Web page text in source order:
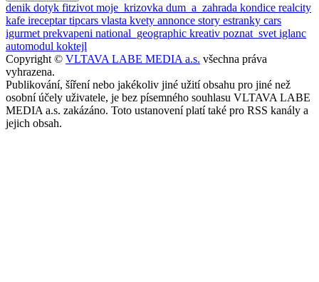
denik dotyk fitzivot moje_krizovka dum_a_zahrada kondice realcity
kafe ireceptartipcars vlasta kvety annonce story estranky cars
igurmet prekvapeni national_geographic kreativ poznat_svet iglanc
automodul koktejl
Copyright © VLTAVA LABE MEDIA a.s. všechna práva
vyhrazena.
Publikování, šíření nebo jakékoliv jiné užití obsahu pro jiné než
osobní účely uživatele, je bez písemného souhlasu VLTAVA LABE
MEDIA a.s. zakázáno. Toto ustanovení platí také pro RSS kanály a
jejich obsah.